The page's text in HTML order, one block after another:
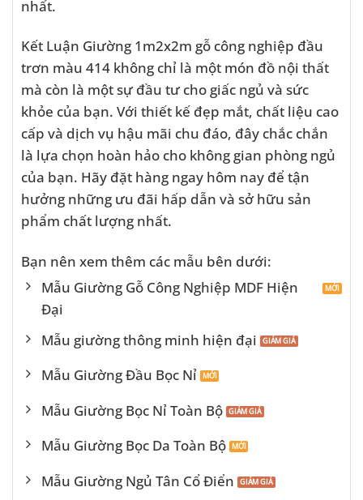
nhất.
Kết Luận Giường 1m2x2m gỗ công nghiệp đầu
trơn màu 414 không chỉ là một món đồ nội thất
mà còn là một sự đầu tư cho giấc ngủ và sức
khỏe của bạn. Với thiết kế đẹp mắt, chất liệu cao
cấp và dịch vụ hậu mãi chu đáo, đây chắc chắn
là lựa chọn hoàn hảo cho không gian phòng ngủ
của bạn. Hãy đặt hàng ngay hôm nay để tận
hưởng những ưu đãi hấp dẫn và sở hữu sản
phẩm chất lượng nhất.
Bạn nên xem thêm các mẫu bên dưới:
Mẫu Giường Gỗ Công Nghiệp MDF Hiện
Đại
Mẫu giường thông minh hiện đại
Mẫu Giường Đầu Bọc Nỉ
Mẫu Giường Bọc Nỉ Toàn Bộ
Mẫu Giường Bọc Da Toàn Bộ
Mẫu Giường Ngủ Tân Cổ Điển